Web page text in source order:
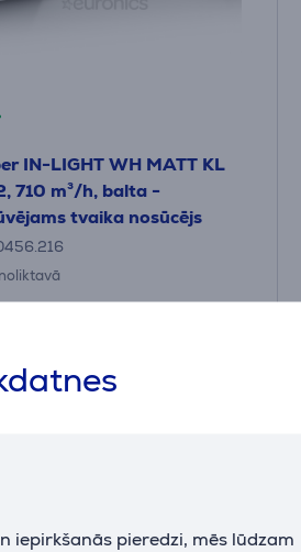
iepirkšanās pieredzi, mēs lūdzam
IN-LIGHT WH MATT KL
710 m³/h, balta -
tvaika nosūcējs
74 €